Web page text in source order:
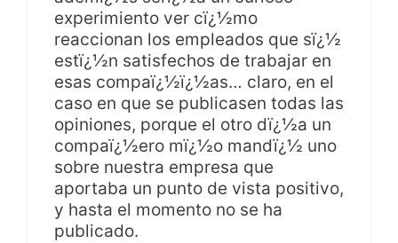
experimiento ver cï¿½mo
reaccionan los empleados que sï¿½
estï¿½n satisfechos de trabajar en
esas compaï¿½ï¿½as… claro, en el
caso en que se publicasen todas las
opiniones, porque el otro dï¿½a un
compaï¿½ero mï¿½o mandï¿½ uno
sobre nuestra empresa que
aportaba un punto de vista positivo,
y hasta el momento no se ha
publicado.